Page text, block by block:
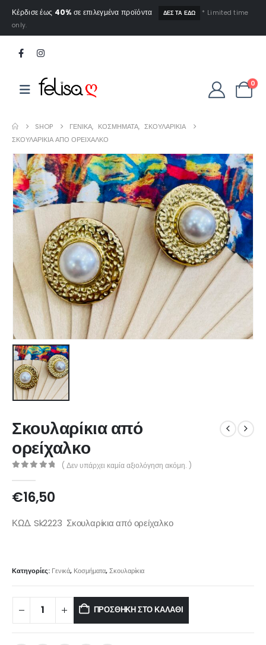
Κέρδισε έως 40% σε επιλεγμένα προϊόντα ΔΕΣ ΤΑ ΕΔΩ
* Limited time
only.
0
SHOP ΓΕΝΙΚΆ, ΚΟΣΜΉΜΑΤΑ, ΣΚΟΥΛΑΡΊΚΙΑ
ΣΚΟΥΛΑΡΊΚΙΑ ΑΠΌ ΟΡΕΊΧΑΛΚΟ
Σκουλαρίκια από
ορείχαλκο
( Δεν υπάρχει καμία αξιολόγηση ακόμη. )
€16,50
ΚΩΔ. Sk2223 Σκουλαρίκια από ορείχαλκο
Κατηγορίες: Γενικά, Κοσμήματα,Σκουλαρίκια
ΠΡΟΣΘΉΚΗ ΣΤΟ ΚΑΛΆΘΙ